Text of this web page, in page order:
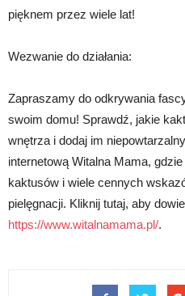
pięknem przez wiele lat!
Wezwanie do działania:
Zapraszamy do odkrywania
swoim domu! Sprawdź, jakie
wnętrza i dodaj im
internetową Witalna Mama,
kaktusów i wiele cennych
pielęgnacji. Kliknij tutaj, aby
https://www.witalnamama.pl/.